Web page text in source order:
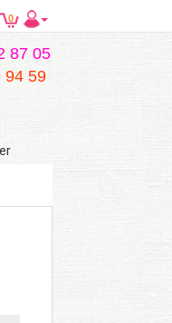
0
87 05
94 59